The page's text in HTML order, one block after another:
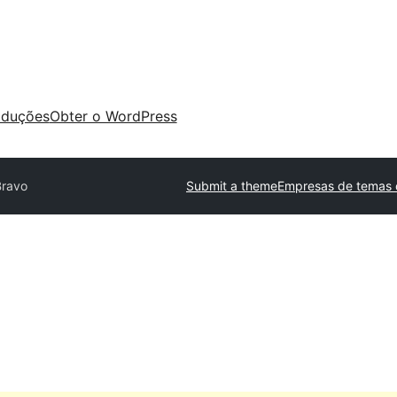
Obter o WordPress
Submit a themeEmpresas de temas